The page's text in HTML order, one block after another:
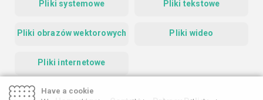
Pliki systemowe
Pliki tekstowe
Pliki obrazów wektorowych Pliki wideo
Pliki internetowe
Have a cookie